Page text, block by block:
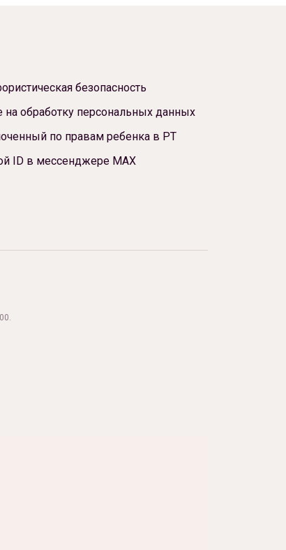
безопасность
на обработку персональных данных
по правам ребенка в РТ
ID в мессенджере МАХ